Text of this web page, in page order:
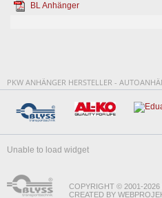
BL Anhänger
PKW ANHÄNGER HERSTELLER -
Unable to load widget
COPYRIGHT © 2001-2026
CREATED BY